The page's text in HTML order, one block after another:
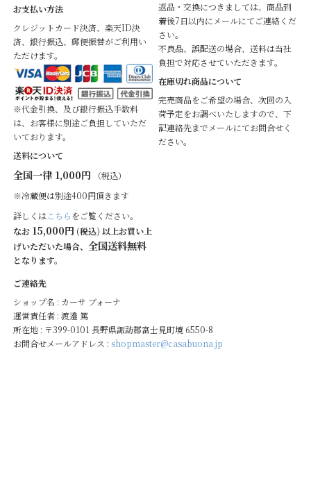
お支払い方法
クレジットカード決済、楽天ID決
済、銀行振込、郵便振替がご利用い
ただけます。
※代金引換、及び銀行振込手数料
は、お客様に別途ご負担していただ
いております。
送料について
全国一律 1,000円 （税込）
※冷蔵便は別途400円頂きます
詳しくはこちらをご覧ください。
なお 15,000円 (税込) 以上お買い上
げいただいた場合、 全国送料無料
となります。
返品・交換につきましては、商品到
着後7日以内にメールにてご連絡くだ
さい。
不良品、誤配送の場合、送料は当社
負担で対応させていただきます。
在庫切れ商品について
完売商品をご希望の場合、次回の入
荷予定をお調べいたしますので、下
記連絡先までメールにてお問合せく
ださい。
ご連絡先
ショップ名 : カーサ ブォーナ
運営責任者 : 渡邉 篤
所在地 : 〒399-0101 長野県諏訪郡富士見町境 6550-8
お問合せメールアドレス : shopmaster@casabuona.jp